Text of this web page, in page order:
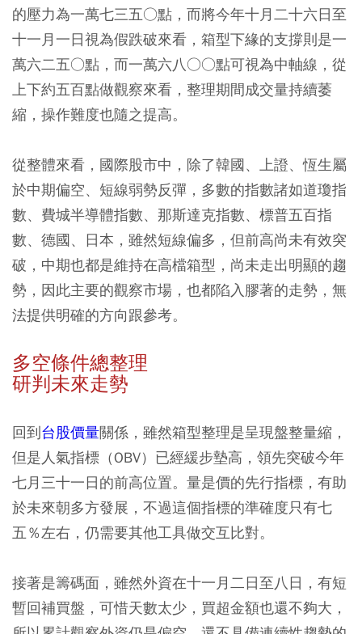
的壓力為一萬七三五○點，而將今年十月二十六日至
十一月一日視為假跌破來看，箱型下緣的支撐則是一
萬六二五○點，而一萬六八○○點可視為中軸線，從
上下約五百點做觀察來看，整理期間成交量持續萎
縮，操作難度也隨之提高。
從整體來看，國際股市中，除了韓國、上證、恆生屬
於中期偏空、短線弱勢反彈，多數的指數諸如道瓊指
數、費城半導體指數、那斯達克指數、標普五百指
數、德國、日本，雖然短線偏多，但前高尚未有效突
破，中期也都是維持在高檔箱型，尚未走出明顯的趨
勢，因此主要的觀察市場，也都陷入膠著的走勢，無
法提供明確的方向跟參考。
多空條件總整理
研判未來走勢
回到台股價量關係，雖然箱型整理是呈現盤整量縮，
但是人氣指標（OBV）已經緩步墊高，領先突破今年
七月三十一日的前高位置。量是價的先行指標，有助
於未來朝多方發展，不過這個指標的準確度只有七
五％左右，仍需要其他工具做交互比對。
接著是籌碼面，雖然外資在十一月二日至八日，有短
暫回補買盤，可惜天數太少，買超金額也還不夠大，